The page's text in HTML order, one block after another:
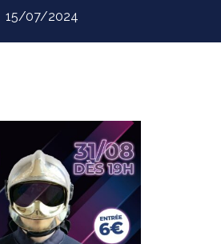
15/07/2024